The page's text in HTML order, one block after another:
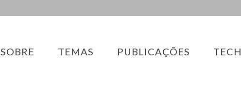
SOBRE TEMAS PUBLICAÇÕES TECH